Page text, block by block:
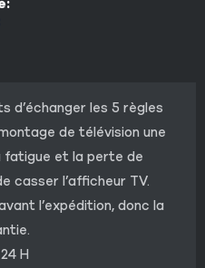
d’échanger les 5 règles
de télévision une
fatigue et la perte de
casser l’afficheur TV.
l’expédition, donc la
H